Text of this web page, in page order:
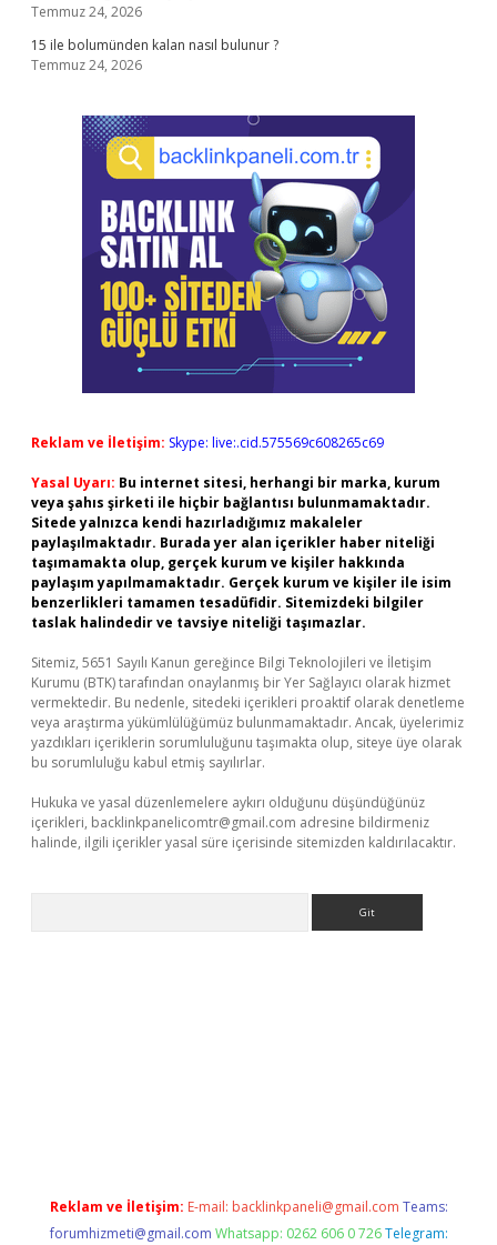
Temmuz 24, 2026
15 ile bolumünden kalan nasıl bulunur ?
Temmuz 24, 2026
Reklam ve İletişim: Skype: live:.cid.575569c608265c69
Yasal Uyarı: Bu internet sitesi, herhangi bir marka, kurum
veya şahıs şirketi ile hiçbir bağlantısı bulunmamaktadır.
Sitede yalnızca kendi hazırladığımız makaleler
paylaşılmaktadır. Burada yer alan içerikler haber niteliği
taşımamakta olup, gerçek kurum ve kişiler hakkında
paylaşım yapılmamaktadır. Gerçek kurum ve kişiler ile isim
benzerlikleri tamamen tesadüfidir. Sitemizdeki bilgiler
taslak halindedir ve tavsiye niteliği taşımazlar.
Sitemiz, 5651 Sayılı Kanun gereğince Bilgi Teknolojileri ve İletişim
Kurumu (BTK) tarafından onaylanmış bir Yer Sağlayıcı olarak hizmet
vermektedir. Bu nedenle, sitedeki içerikleri proaktif olarak denetleme
veya araştırma yükümlülüğümüz bulunmamaktadır. Ancak, üyelerimiz
yazdıkları içeriklerin sorumluluğunu taşımakta olup, siteye üye olarak
bu sorumluluğu kabul etmiş sayılırlar.
Hukuka ve yasal düzenlemelere aykırı olduğunu düşündüğünüz
içerikleri, backlinkpanelicomtr@gmail.com adresine bildirmeniz
halinde, ilgili içerikler yasal süre içerisinde sitemizden kaldırılacaktır.
Reklam ve İletişim: E-mail: backlinkpaneli@gmail.com Teams:
forumhizmeti@gmail.com Whatsapp: 0262 606 0 726 Telegram: